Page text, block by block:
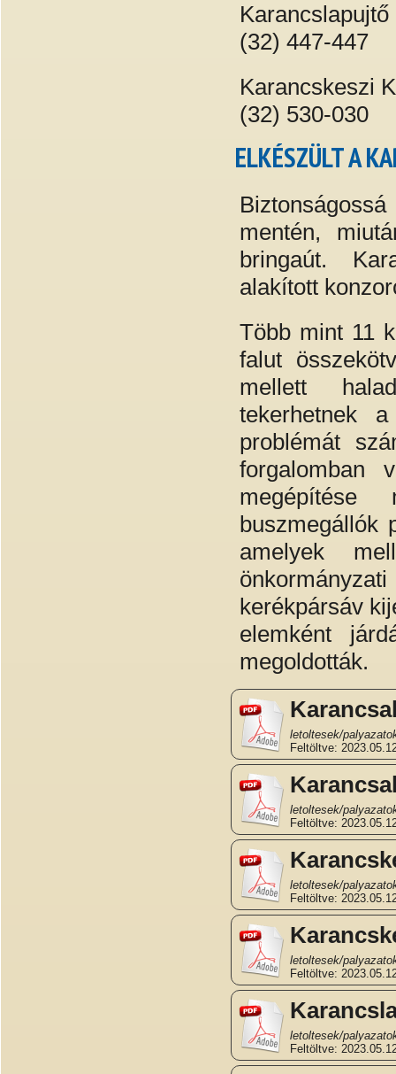
(32) 447-447
Karancskeszi
(32) 530-030
ELKÉSZÜLT A
mentén,
bringaút.
alakított
Több mint 11
falut
mellett
tekerhetnek
problémát
forgalomban
buszmegállók
amelyek
kerékpársáv
elemként
megoldották.
letoltesek/
Feltöltve:
letoltesek/
Feltöltve:
letoltesek/
Feltöltve:
letoltesek/
Feltöltve:
letoltesek/
Feltöltve: